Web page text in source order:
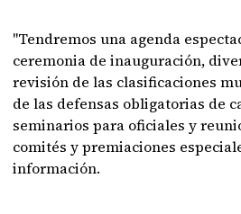
"Tendremos una agenda
ceremonia de inauguración,
revisión de las clasificaciones
de las defensas obligatorias de
seminarios para oficiales y
comités y premiaciones
información.